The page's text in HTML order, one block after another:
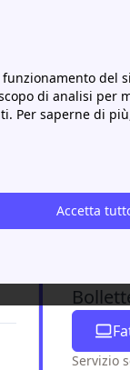
del
di analisi per
Per saperne di
Accetta
cosa
bolletta se
fissata a2
Servizio